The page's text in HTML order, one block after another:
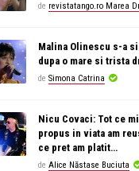
de revistatango.ro Marea
Malina Olinescu s-a
dupa o mare si trista
de Simona Catrina
Nicu Covaci: Tot ce
propus in viata am
ce pret am platit…
de Alice Năstase Buciuta